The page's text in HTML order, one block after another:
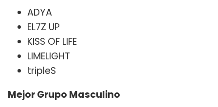
ADYA
EL7Z UP
KISS OF LIFE
LIMELIGHT
tripleS
Mejor Grupo Masculino